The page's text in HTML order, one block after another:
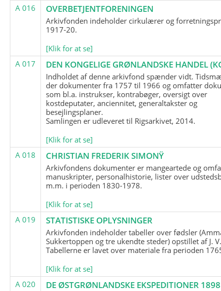
A 016 OVERBETJENTFORENINGEN
Arkivfonden indeholder cirkulærer og
1917-20.
[Klik for at se]
A 017
DEN KONGELIGE GRØNLANDSKE HANDEL
Indholdet af denne arkivfond spænder vidt.
der dokumenter fra 1757 til 1966 og omfatter
som bl.a. instrukser, kontrabøger, oversigt over
kostdeputater, anciennitet, generaltakster og
besejlingsplaner.
Samlingen er udleveret til Rigsarkivet, 2014.
[Klik for at se]
A 018
CHRISTIAN FREDERIK SIMONŸ
Arkivfondens dokumenter er mangeartede og
manuskripter, personalhistorie, lister over
m.m. i perioden 1830-1978.
[Klik for at se]
A 019
STATISTISKE OPLYSNINGER
Arkivfonden indeholder tabeller over fødsler
Sukkertoppen og tre ukendte steder) opstillet af J.
Tabellerne er lavet over materiale fra perioden
[Klik for at se]
A 020
DE ØSTGRØNLANDSKE EKSPEDITIONER